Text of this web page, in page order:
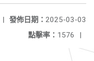
發佈日期： 2025-03-03
|
點擊率： 1576 |